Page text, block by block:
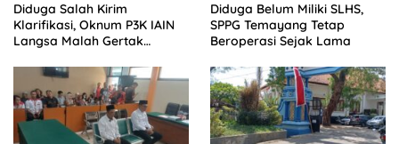
Diduga Salah Kirim
Klarifikasi, Oknum P3K IAIN
Langsa Malah Gertak
Diduga Belum Miliki SLHS,
SPPG Temayang Tetap
Beroperasi Sejak Lama